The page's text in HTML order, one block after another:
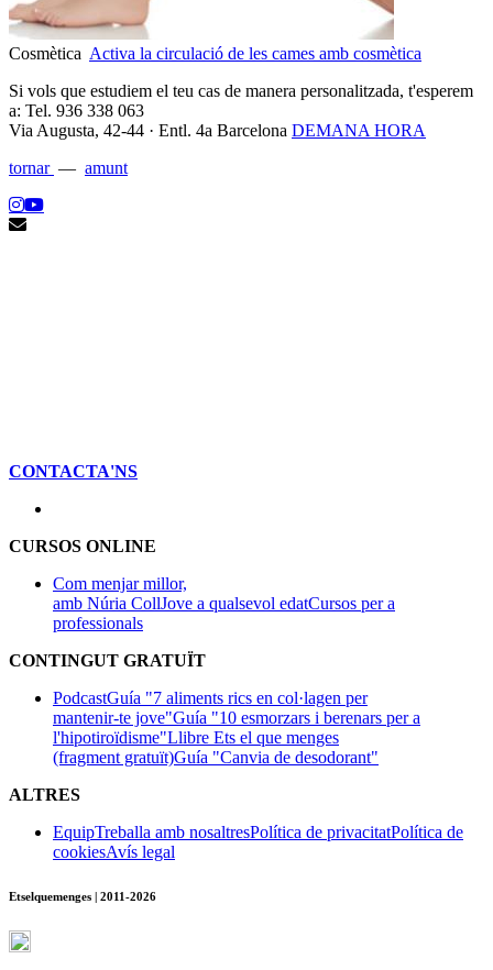
Cosmètica Activa la circulació de les cames amb cosmètica
Si vols que estudiem el teu cas de manera personalitzada, t'esperem
a: Tel. 936 338 063
Via Augusta, 42-44 · Entl. 4a Barcelona DEMANA HORA
tornar — amunt
CONTACTA'NS
CURSOS ONLINE
Com menjar millor,
amb Núria CollJove a qualsevol edatCursos per a
professionals
CONTINGUT GRATUÏT
PodcastGuía "7 aliments rics en col·lagen per
mantenir-te jove"Guía "10 esmorzars i berenars per a
l'hipotiroïdisme"Llibre Ets el que menges
(fragment gratuït)Guía "Canvia de desodorant"
ALTRES
EquipTreballa amb nosaltresPolítica de privacitatPolítica de
cookiesAvís legal
Etselquemenges | 2011-2026